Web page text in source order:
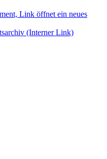
Link öffnet ein neues
(Interner Link)